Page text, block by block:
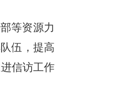
等资源力
伍，提高
信访工作